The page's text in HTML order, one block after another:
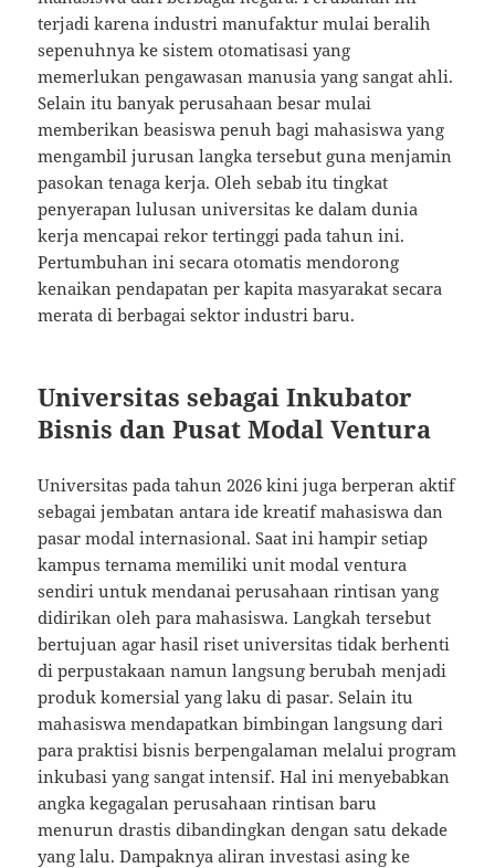
terjadi karena industri manufaktur mulai beralih
sepenuhnya ke sistem otomatisasi yang
memerlukan pengawasan manusia yang sangat ahli.
Selain itu banyak perusahaan besar mulai
memberikan beasiswa penuh bagi mahasiswa yang
mengambil jurusan langka tersebut guna menjamin
pasokan tenaga kerja. Oleh sebab itu tingkat
penyerapan lulusan universitas ke dalam dunia
kerja mencapai rekor tertinggi pada tahun ini.
Pertumbuhan ini secara otomatis mendorong
kenaikan pendapatan per kapita masyarakat secara
merata di berbagai sektor industri baru.
Universitas sebagai Inkubator
Bisnis dan Pusat Modal Ventura
Universitas pada tahun 2026 kini juga berperan aktif
sebagai jembatan antara ide kreatif mahasiswa dan
pasar modal internasional. Saat ini hampir setiap
kampus ternama memiliki unit modal ventura
sendiri untuk mendanai perusahaan rintisan yang
didirikan oleh para mahasiswa. Langkah tersebut
bertujuan agar hasil riset universitas tidak berhenti
di perpustakaan namun langsung berubah menjadi
produk komersial yang laku di pasar. Selain itu
mahasiswa mendapatkan bimbingan langsung dari
para praktisi bisnis berpengalaman melalui program
inkubasi yang sangat intensif. Hal ini menyebabkan
angka kegagalan perusahaan rintisan baru
menurun drastis dibandingkan dengan satu dekade
yang lalu. Dampaknya aliran investasi asing ke